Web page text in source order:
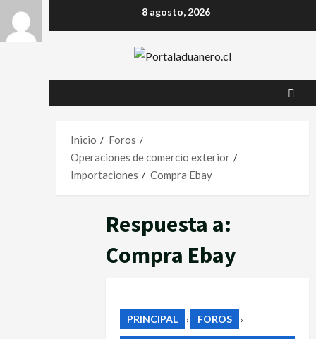
8 agosto, 2026
Inicio
Foros
Operaciones de comercio exterior
Importaciones
Compra Ebay
Respuesta a:
Compra Ebay
PRINCIPAL › FOROS ›